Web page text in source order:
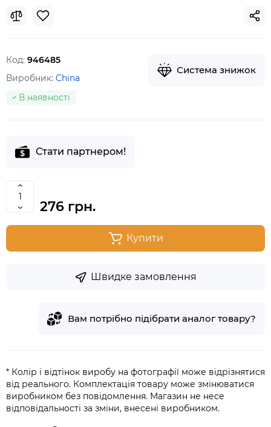
Код: 946485
Виробник: China
В наявності
Система знижок
Стати партнером!
276 грн.
Купити
Швидке замовлення
Вам потрібно підібрати аналог товару?
* Колір і відтінок виробу на фотографії може відрізнятися
від реального. Комплектація товару може змінюватися
виробником без повідомлення. Магазин не несе
відповідальності за зміни, внесені виробником.